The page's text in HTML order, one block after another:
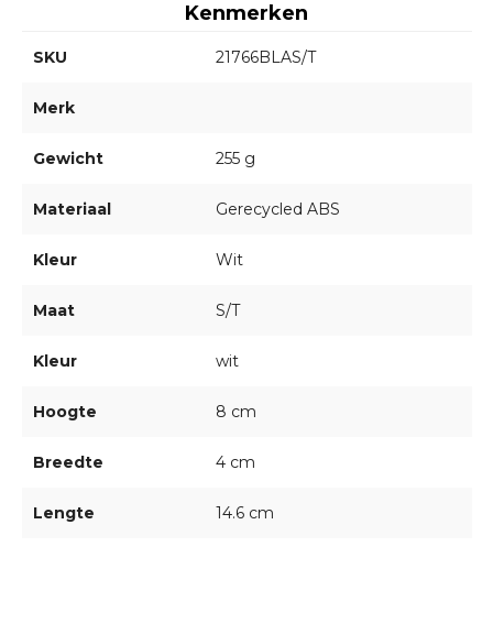
Kenmerken
SKU 21766BLAS/T
Merk
Gewicht 255 g
Materiaal Gerecycled ABS
Kleur Wit
Maat S/T
Kleur wit
Hoogte 8 cm
Breedte 4 cm
Lengte 14.6 cm